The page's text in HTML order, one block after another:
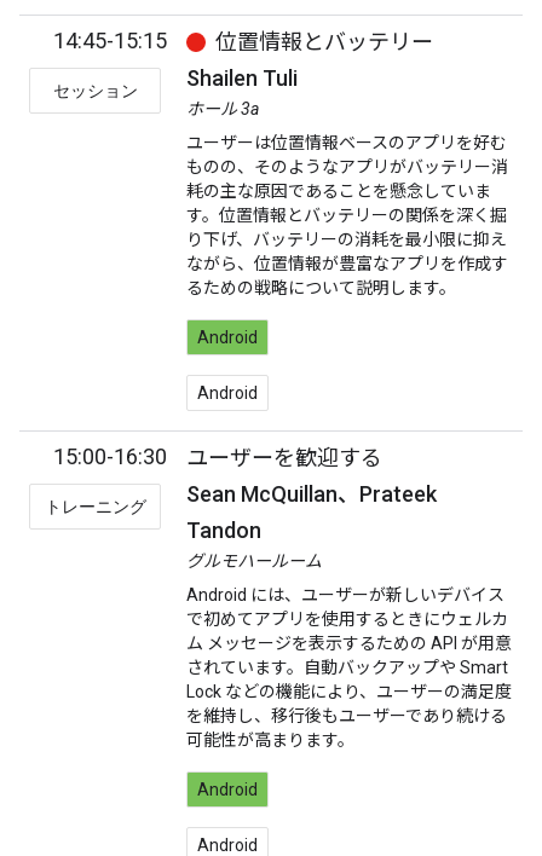
14:45-15:15
セッション
位置情報とバッテリー
Shailen Tuli
ホール 3a
ユーザーは位置情報ベースのアプリを好む
ものの、そのようなアプリがバッテリー消
耗の主な原因であることを懸念していま
す。位置情報とバッテリーの関係を深く掘
り下げ、バッテリーの消耗を最小限に抑え
ながら、位置情報が豊富なアプリを作成す
るための戦略について説明します。
Android
Android
15:00-16:30
トレーニング
ユーザーを歓迎する
Sean McQuillan、Prateek
Tandon
グルモハールーム
Android には、ユーザーが新しいデバイス
で初めてアプリを使用するときにウェルカ
ム メッセージを表示するための API が用意
されています。自動バックアップや Smart
Lock などの機能により、ユーザーの満足度
を維持し、移行後もユーザーであり続ける
可能性が高まります。
Android
Android